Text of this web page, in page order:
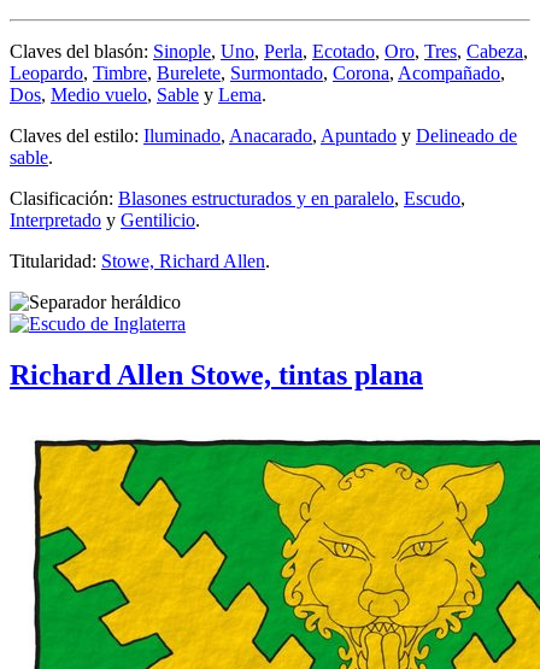
Claves del blasón: Sinople, Uno, Perla, Ecotado, Oro, Tres, Cabeza,
Leopardo, Timbre, Burelete, Surmontado, Corona, Acompañado,
Dos, Medio vuelo, Sable y Lema.
Claves del estilo: Iluminado, Anacarado, Apuntado y Delineado de
sable.
Clasificación: Blasones estructurados y en paralelo, Escudo,
Interpretado y Gentilicio.
Titularidad: Stowe, Richard Allen.
Richard Allen Stowe, tintas plana